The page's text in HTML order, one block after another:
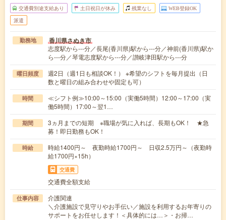
交通費別途支給あり 土日祝日が休み 残業なし WEB登録OK
派遣
勤務地 香川県さぬき市
志度駅から---分／長尾(香川県)駅から---分／神前(香川県)駅か
ら---分／琴電志度駅から---分／讃岐津田駅から---分
曜日頻度
週2日（週1日も相談OK！） ※希望のシフトを毎月提出（日
数と曜日の組み合わせや固定も可）
時間
≪シフト例≫10:00～15:00（実働5時間）12:00～17:00（実
働5時間）17:00～翌1…
期間
3ヵ月までの短期 ※職場が気に入れば、長期もOK！ ★急
募！即日勤務もOK！
時給
時給1400円～ 夜勤時給1700円～ 日収2.5万円～（夜勤時
給1700円×15h）
交通費
交通費全額支給
仕事内容
介護関連
＼介護施設で見守りやお手伝い／施設を利用するお年寄りの
サポートをお任せします！＜具体的には…＞・お掃…